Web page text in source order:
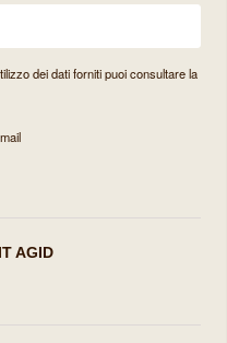
dei dati forniti puoi consultare la
AGID